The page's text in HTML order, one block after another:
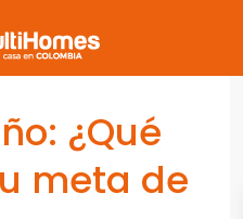
¿Qué
meta de